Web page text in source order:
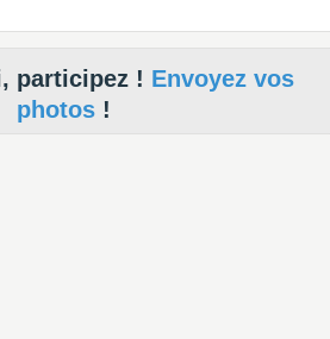
participez ! Envoyez vos
photos!